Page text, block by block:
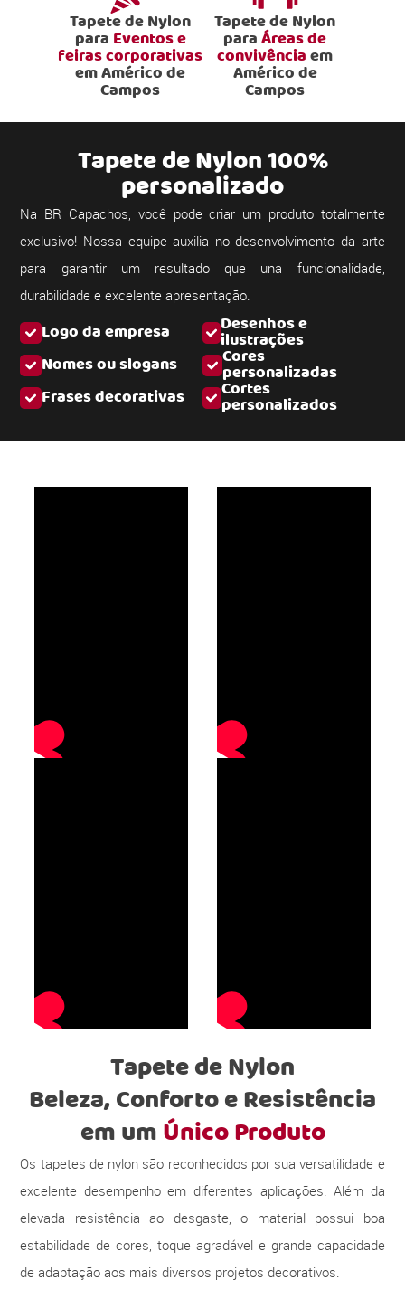
Tapete de Nylon
para Eventos e
feiras corporativas
em Américo de
Campos
Tapete de Nylon
paraÁreas de
convivênciaem
Américo de
Campos
Logo da empresa Desenhos e
ilustrações
Nomes ou slogans
Cores
personalizadas
Frases decorativas
Cortes
personalizados
Tapete de Nylon 100%
personalizado
Na BR Capachos, você pode criar um produto totalmente
exclusivo! Nossa equipe auxilia no desenvolvimento da arte
para garantir um resultado que una funcionalidade,
durabilidade e excelente apresentação.
Tapete de Nylon
Beleza, Conforto e Resistência
em umÚnico Produto
Os tapetes de nylon são reconhecidos por sua versatilidade e
excelente desempenho em diferentes aplicações. Além da
elevada resistência ao desgaste, o material possui boa
estabilidade de cores, toque agradável e grande capacidade
de adaptação aos mais diversos projetos decorativos.